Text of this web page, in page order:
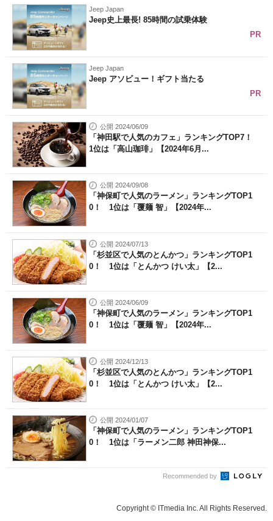
Jeep Japan
Jeep史上最長! 85時間の試乗体験
PR
Jeep Japan
Jeep アソビュー！ギフト当たる
PR
公開 2024/06/09
「神田駅で人気のカフェ」ランキングTOP7！
1位は「高山珈琲」【2024年6月...
公開 2024/09/08
「神保町で人気のラーメン」ランキングTOP1
0！ 1位は「覆麺 智」【2024年...
公開 2024/07/13
「杉並区で人気のとんかつ」ランキングTOP1
0！ 1位は「とんかつ けい太」【2...
公開 2024/06/09
「神保町で人気のラーメン」ランキングTOP1
0！ 1位は「覆麺 智」【2024年...
公開 2024/12/13
「杉並区で人気のとんかつ」ランキングTOP1
0！ 1位は「とんかつ けい太」【2...
公開 2024/01/07
「神保町で人気のラーメン」ランキングTOP1
0！ 1位は「ラーメン二郎 神田神保...
Recommended by
Copyright © ITmedia Inc. All Rights Reserved.